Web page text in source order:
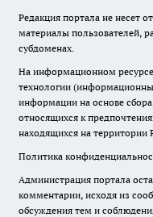
Редакция портала не несет
материалы пользователей,
субдоменах.
На информационном
технологии
информации на основе
относящихся к
находящихся на территории
Политика
Администрация портала
комментарии, исходя из
обсуждения тем и